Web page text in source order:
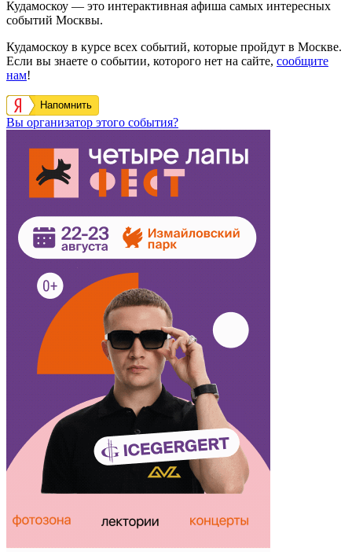
Кудамоскоу — это интерактивная афиша самых интересных
событий Москвы.
Кудамоскоу в курсе всех событий, которые пройдут в Москве.
Если вы знаете о событии, которого нет на сайте, сообщите
нам!
Напомнить
Вы организатор этого события?